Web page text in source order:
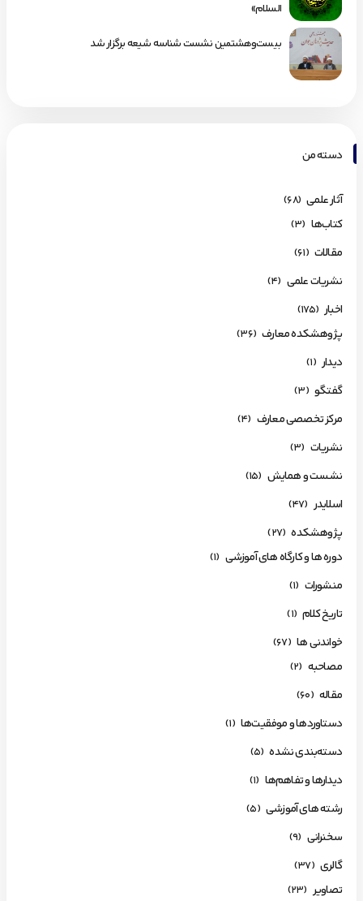
السلام»
بیست‌وهشتمین نشست شناسه شیعه برگزار شد
دسته من
آثار علمی (68)
کتاب‌ها (3)
مقالات (61)
نشریات علمی (4)
اخبار (175)
پژوهشکده معارف (36)
دیدار (1)
گفتگو (3)
مرکز تخصصی معارف (4)
نشریات (3)
نشست و همایش (15)
اسلایدر (47)
پژوهشکده (27)
دوره ها و کارگاه های آموزشی (1)
منشورات (1)
تاریخ کلام (1)
خواندنی ها (67)
مصاحبه (2)
مقاله (60)
دستاوردها و موفقیت‌ها (1)
دسته‌بندی نشده (5)
دیدارها و تفاهم‌ها (1)
رشته های آموزشی (5)
سخنرانی (9)
گالری (37)
تصاویر (23)